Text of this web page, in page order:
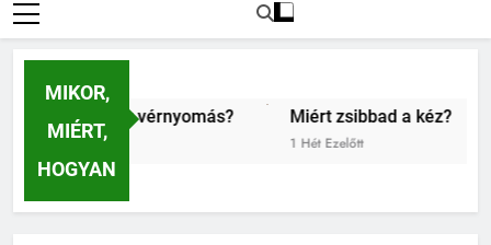
MIKOR,
MIÉRT,
HOGYAN
vérnyomás? Miért zsibbad a kéz?
1 Hét Ezelőtt